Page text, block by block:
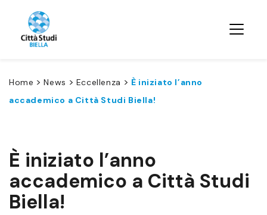
Home >News > Eccellenza > È iniziato l’anno
accademico a Città Studi Biella!
È iniziato l’anno
accademico a Città Studi
Biella!